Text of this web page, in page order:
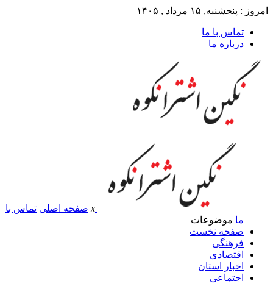
امروز : پنجشنبه, ۱۵ مرداد , ۱۴۰۵
تماس با ما
درباره ما
x صفحه اصلی تماس با
ما موضوعات
صفحه نخست
فرهنگی
اقتصادی
اخبار استان
اجتماعی